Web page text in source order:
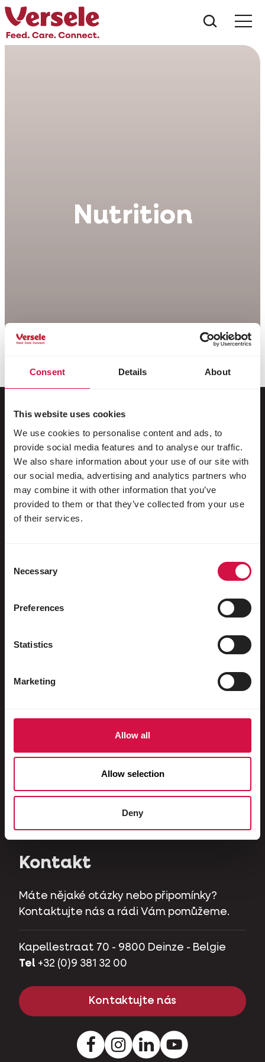
Consent Details About
This website uses cookies
We use cookies to personalise content and ads, to
provide social media features and to analyse our traffic.
We also share information about your use of our site with
our social media, advertising and analytics partners who
may combine it with other information that you’ve
provided to them or that they’ve collected from your use
of their services.
Selection
Necessary
Preferences
Statistics
Marketing
Allow all
Allow selection
Deny
Nutrition
Pro vaše zvířátko
Ptáci chovaní v klecích a voliérách
Divoce žijící ptáci
Dlouhokřídlí & Běžci
Fretky
Hrabaví
Zakrslá prasátka
Kontakt
Máte nějaké otázky nebo připomínky?
Kontaktujte nás a rádi Vám pomůžeme.
Kapellestraat 70 - 9800 Deinze - Belgie
Tel +32 (0)9 381 32 00
Kontaktujte nás
FacebookInstagramLinkedInYoutube